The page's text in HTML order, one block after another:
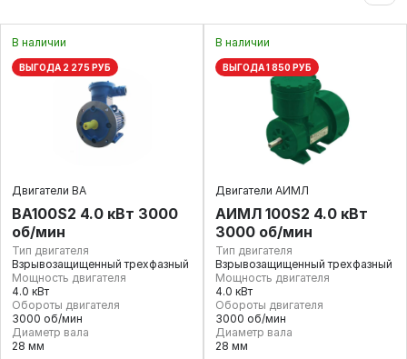
В наличии
ВЫГОДА 2 275 РУБ
Двигатели ВА
ВА100S2 4.0 кВт 3000
об/мин
Тип двигателя
Взрывозащищенный трехфазный
Мощность двигателя
4.0 кВт
Обороты двигателя
3000 об/мин
Диаметр вала
28 мм
В наличии
ВЫГОДА 1 850 РУБ
Двигатели АИМЛ
АИМЛ 100S2 4.0 кВт
3000 об/мин
Тип двигателя
Взрывозащищенный трехфазный
Мощность двигателя
4.0 кВт
Обороты двигателя
3000 об/мин
Диаметр вала
28 мм